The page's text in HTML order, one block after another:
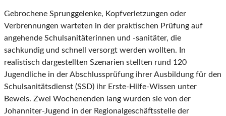
Gebrochene Sprunggelenke, Kopfverletzungen oder
Verbrennungen warteten in der praktischen Prüfung auf
angehende Schulsanitäterinnen und -sanitäter, die
sachkundig und schnell versorgt werden wollten. In
realistisch dargestellten Szenarien stellten rund 120
Jugendliche in der Abschlussprüfung ihrer Ausbildung für den
Schulsanitätsdienst (SSD) ihr Erste-Hilfe-Wissen unter
Beweis. Zwei Wochenenden lang wurden sie von der
Johanniter-Jugend in der Regionalgeschäftsstelle der